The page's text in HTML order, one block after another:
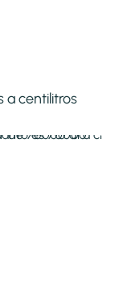
a centilitros